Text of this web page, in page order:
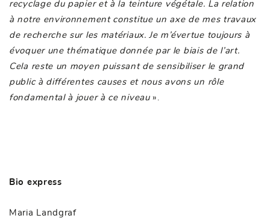
recyclage du papier et à la teinture végétale. La relation
à notre environnement constitue un axe de mes travaux
de recherche sur les matériaux. Je m’évertue toujours à
évoquer une thématique donnée par le biais de l’art.
Cela reste un moyen puissant de sensibiliser le grand
public à différentes causes et nous avons un rôle
fondamental à jouer à ce niveau».
Bio express
Maria Landgraf